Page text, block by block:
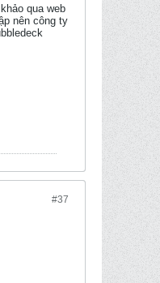
qua web
nên công ty
#37